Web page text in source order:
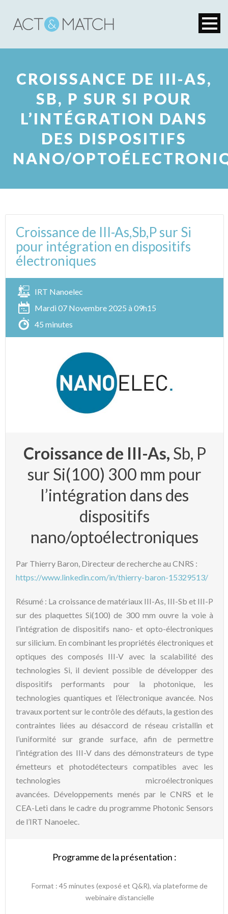
CROISSANCE DE III-AS,
SB, P SUR SI POUR
L’INTÉGRATION DANS
DES DISPOSITIFS
NANO/
Croissance de III-As,Sb,P sur Si
pour intégration en dispositifs
électroniques
IRT Nanoelec
Mardi 07 Novembre 2025 à 09h15
45 minutes
Croissance de III-As, Sb, P
sur Si(100) 300 mm pour
l’intégration dans des
dispositifs
nano/optoélectroniques
Par Thierry Baron, Directeur de recherche au CNRS :
https://www.linkedin.com/in/thierry-baron-15329513/
Résumé : La croissance de matériaux III-As, III-Sb et III-P
sur des plaquettes Si(100) de 300 mm ouvre la voie à
l’intégration de dispositifs nano- et opto-électroniques
sur silicium. En combinant les propriétés électroniques et
optiques des composés III-V avec la scalabilité des
technologies Si, il devient possible de développer des
dispositifs performants pour la photonique, les
technologies quantiques et l’électronique avancée. Nos
travaux portent sur le contrôle des défauts, la gestion des
contraintes liées au désaccord de réseau cristallin et
l’uniformité sur grande surface, afin de permettre
l’intégration des III-V dans des démonstrateurs de type
émetteurs et photodétecteurs compatibles avec les
technologies microélectroniques
avancées. Développements menés par le CNRS et le
CEA-Leti dans le cadre du programme Photonic Sensors
de l’IRT Nanoelec.
Programme de la présentation :
Format : 45 minutes (exposé et Q&R), via plateforme de
webinaire distancielle